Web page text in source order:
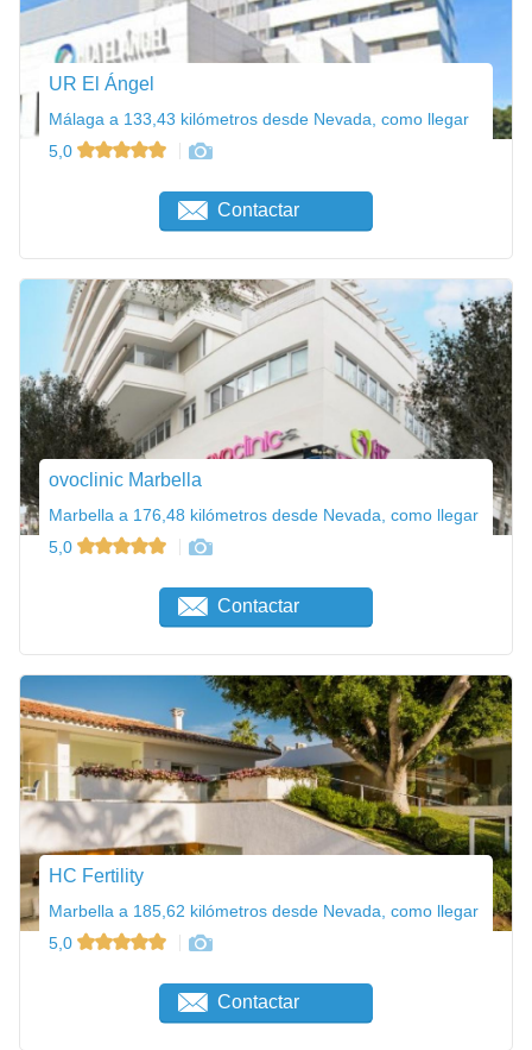
UR El Ángel
Málaga a 133,43 kilómetros desde Nevada, como llegar
5,0
Contactar
ovoclinic Marbella
Marbella a 176,48 kilómetros desde Nevada, como llegar
5,0
Contactar
HC Fertility
Marbella a 185,62 kilómetros desde Nevada, como llegar
5,0
Contactar